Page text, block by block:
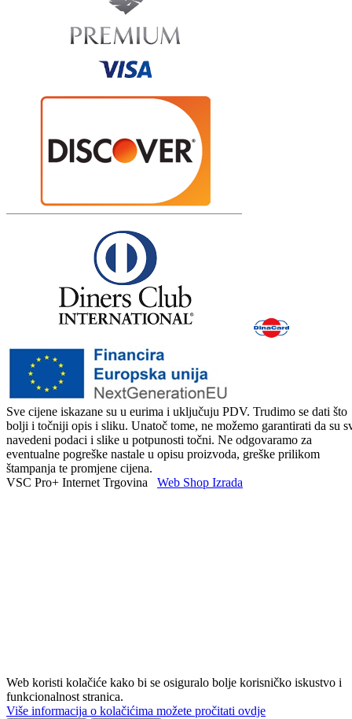
Sve cijene iskazane su u eurima i uključuju PDV. Trudimo se dati što
bolji i točniji opis i sliku. Unatoč tome, ne možemo garantirati da su
navedeni podaci i slike u potpunosti točni. Ne odgovaramo za
eventualne pogreške nastale u opisu proizvoda, greške prilikom
štampanja te promjene cijena.
VSC Pro+ Internet Trgovina Web Shop Izrada
Web koristi kolačiće kako bi se osiguralo bolje korisničko iskustvo i
funkcionalnost stranica.
Više informacija o kolačićima možete pročitati ovdje